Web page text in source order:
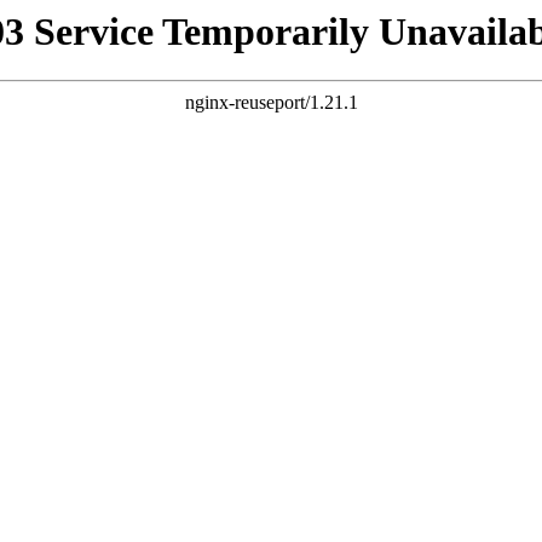
Service Temporarily
nginx-reuseport/1.21.1